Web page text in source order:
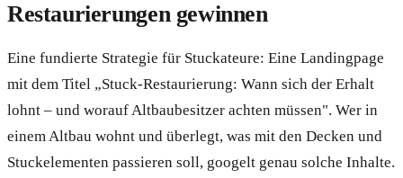
Restaurierungen gewinnen
Eine fundierte Strategie für Stuckateure: Eine Landingpage
mit dem Titel „Stuck-Restaurierung: Wann sich der Erhalt
lohnt – und worauf Altbaubesitzer achten müssen". Wer in
einem Altbau wohnt und überlegt, was mit den Decken und
Stuckelementen passieren soll, googelt genau solche Inhalte.